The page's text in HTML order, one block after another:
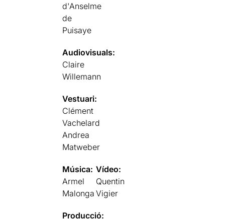
d'Anselme
de
Puisaye
Audiovisuals:
Claire
Willemann
Vestuari:
Clément
Vachelard
Andrea
Matweber
Música:
Armel
Malonga
Vídeo:
Quentin
Vigier
Producció: